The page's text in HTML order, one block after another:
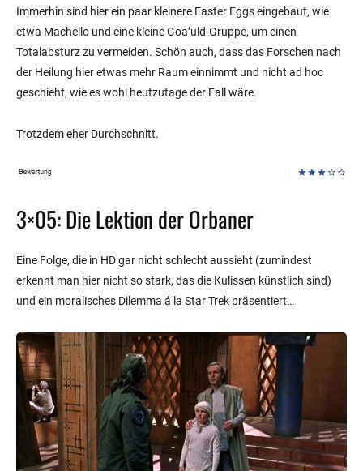
Immerhin sind hier ein paar kleinere Easter Eggs eingebaut, wie
etwa Machello und eine kleine Goa’uld-Gruppe, um einen
Totalabsturz zu vermeiden. Schön auch, dass das Forschen nach
der Heilung hier etwas mehr Raum einnimmt und nicht ad hoc
geschieht, wie es wohl heutzutage der Fall wäre.
Trotzdem eher Durchschnitt.
3×05: Die Lektion der Orbaner
Eine Folge, die in HD gar nicht schlecht aussieht (zumindest
erkennt man hier nicht so stark, das die Kulissen künstlich sind)
und ein moralisches Dilemma á la Star Trek präsentiert…